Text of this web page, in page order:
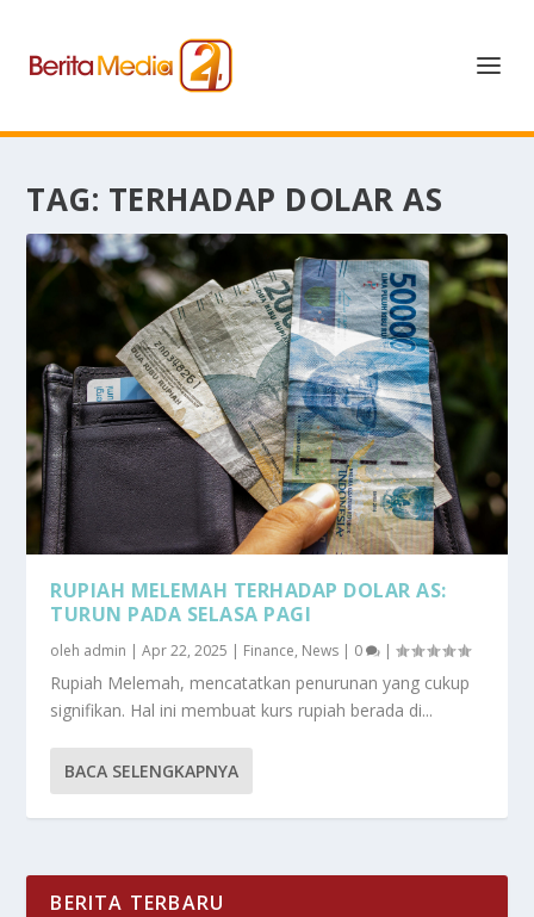
TAG: TERHADAP DOLAR AS
RUPIAH MELEMAH TERHADAP DOLAR AS:
TURUN PADA SELASA PAGI
oleh admin |Apr 22, 2025 | Finance, News | 0 |
Rupiah Melemah, mencatatkan penurunan yang cukup
signifikan. Hal ini membuat kurs rupiah berada di...
BACA SELENGKAPNYA
BERITA TERBARU